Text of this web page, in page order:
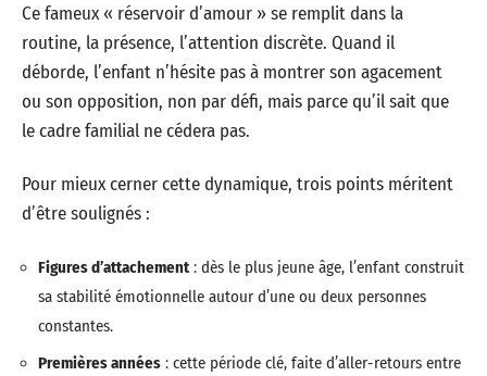
Ce fameux « réservoir d’amour » se remplit dans la
routine, la présence, l’attention discrète. Quand il
déborde, l’enfant n’hésite pas à montrer son agacement
ou son opposition, non par défi, mais parce qu’il sait que
le cadre familial ne cédera pas.
Pour mieux cerner cette dynamique, trois points méritent
d’être soulignés :
Figures d’attachement : dès le plus jeune âge, l’enfant construit
sa stabilité émotionnelle autour d’une ou deux personnes
constantes.
Premières années : cette période clé, faite d’aller-retours entre